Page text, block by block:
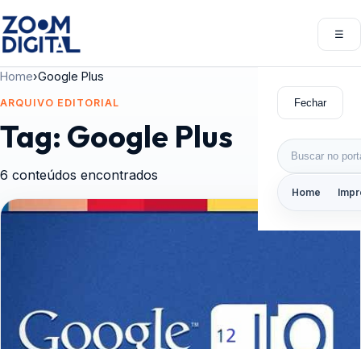
☰
Fechar
Buscar por:
Home
Home›Google Plus
ARQUIVO EDITORIAL
Tag: Google Plus
6 conteúdos encontrados